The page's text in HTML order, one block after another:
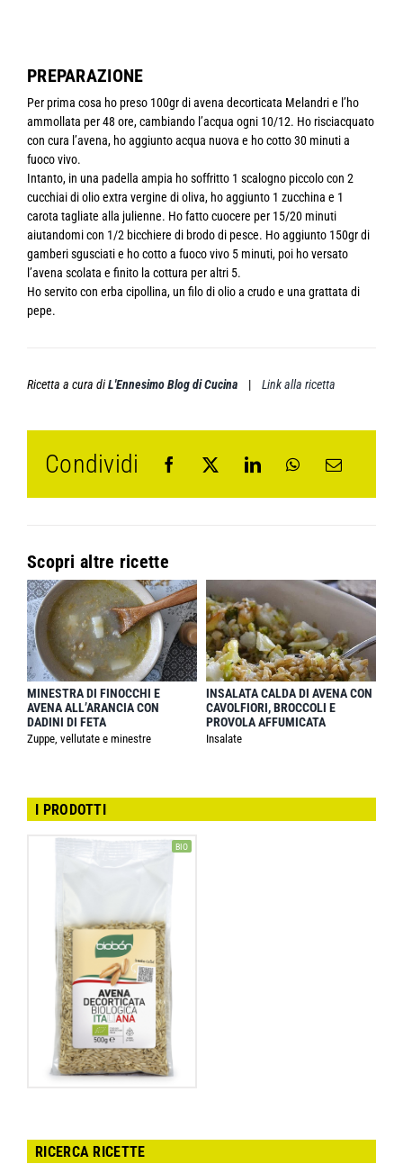
PREPARAZIONE
Per prima cosa ho preso 100gr di avena decorticata Melandri e l’ho
ammollata per 48 ore, cambiando l’acqua ogni 10/12. Ho risciacquato
con cura l’avena, ho aggiunto acqua nuova e ho cotto 30 minuti a
fuoco vivo.
Intanto, in una padella ampia ho soffritto 1 scalogno piccolo con 2
cucchiai di olio extra vergine di oliva, ho aggiunto 1 zucchina e 1
carota tagliate alla julienne. Ho fatto cuocere per 15/20 minuti
aiutandomi con 1/2 bicchiere di brodo di pesce. Ho aggiunto 150gr di
gamberi sgusciati e ho cotto a fuoco vivo 5 minuti, poi ho versato
l’avena scolata e finito la cottura per altri 5.
Ho servito con erba cipollina, un filo di olio a crudo e una grattata di
pepe.
Ricetta a cura diL'Ennesimo Blog di Cucina| Link alla ricetta
Condividi
Scopri altre ricette
MINESTRA DI FINOCCHI E
AVENA ALL’ARANCIA CON
DADINI DI FETA
Zuppe, vellutate e minestre
INSALATA CALDA DI AVENA CON
CAVOLFIORI, BROCCOLI E
PROVOLA AFFUMICATA
Insalate
I PRODOTTI
BIO
RICERCA RICETTE